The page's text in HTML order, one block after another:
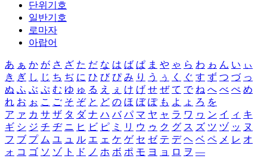
단위기호
일반기호
로마자
아랍어
あ ぁ か が さ ざ た だ な は ば ぱ ま や ゃ ら わ ゎ ん い ぃ
き ぎ し じ ち ぢ に ひ び ぴ み り う ぅ く ぐ す ず つ づ っ
ぬ ふ ぶ ぷ む ゆ ゅ る え ぇ け げ せ ぜ て で ね へ べ ぺ め
れ お ぉ こ ご そ ぞ と ど の ほ ぼ ぽ も よ ょ ろ を
ア ァ カ サ ザ タ ダ ナ ハ バ パ マ ヤ ャ ラ ワ ヮ ン イ ィ キ
ギ シ ジ チ ヂ ニ ヒ ビ ピ ミ リ ウ ゥ ク グ ス ズ ツ ヅ ッ ヌ
フ ブ プ ム ユ ュ ル エ ェ ケ ゲ セ ゼ テ デ ヘ ベ ペ メ レ オ
ォ コ ゴ ソ ゾ ト ド ノ ホ ボ ポ モ ヨ ョ ロ ヲ ―